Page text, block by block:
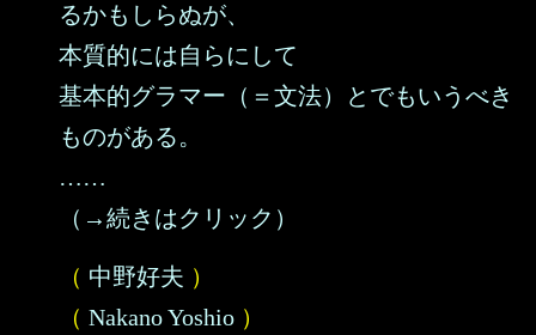
るかもしらぬが、
本質的には自らにして
基本的グラマー（＝文法）とでもいうべき
ものがある。
……
（→続きはクリック）
（ 中野好夫 ）
（ Nakano Yoshio ）